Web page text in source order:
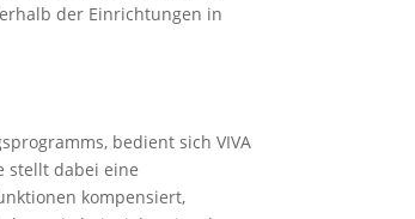
der Einrichtungen in
bedient sich VIVA
stellt dabei eine
kompensiert,